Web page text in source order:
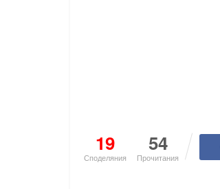
19
Споделяния
54
Прочитания